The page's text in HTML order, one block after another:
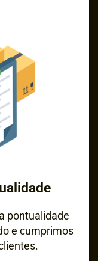
pontualidade
e cumprimos